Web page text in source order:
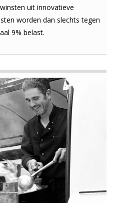
uit innovatieve
worden dan slechts tegen
9% belast.